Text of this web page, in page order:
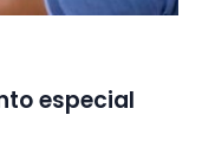
especial